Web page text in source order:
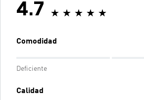
4.7
Comodidad
Deficiente
Calidad